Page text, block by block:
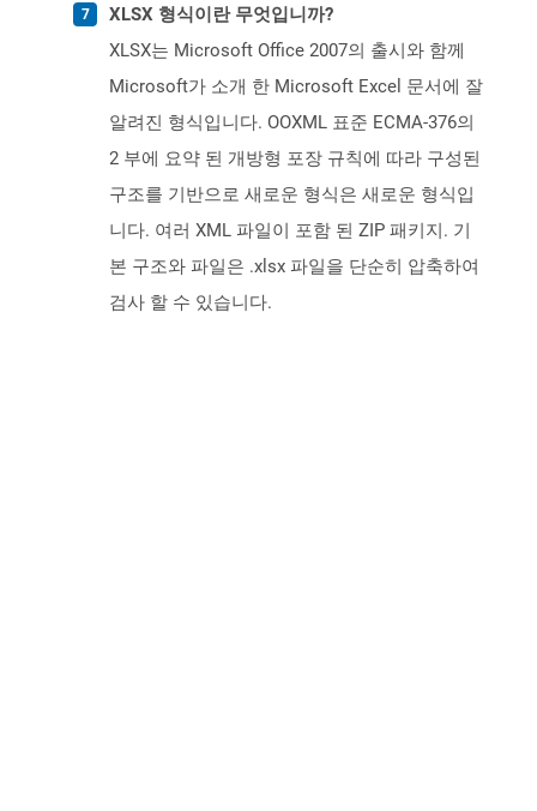
XLSX 형식이란 무엇입니까?
XLSX는 Microsoft Office 2007의 출시와 함께
Microsoft가 소개 한 Microsoft Excel 문서에 잘
알려진 형식입니다. OOXML 표준 ECMA-376의
2 부에 요약 된 개방형 포장 규칙에 따라 구성된
구조를 기반으로 새로운 형식은 새로운 형식입
니다. 여러 XML 파일이 포함 된 ZIP 패키지. 기
본 구조와 파일은 .xlsx 파일을 단순히 압축하여
검사 할 수 있습니다.